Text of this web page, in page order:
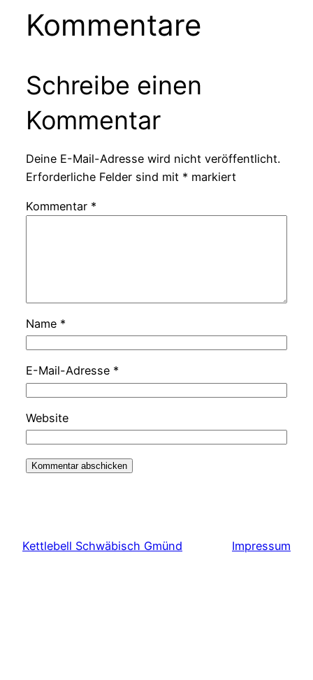
Kommentare
Schreibe einen
Kommentar
Deine E-Mail-Adresse wird nicht veröffentlicht.
Erforderliche Felder sind mit * markiert
Kommentar *
Name *
E-Mail-Adresse *
Website
Kettlebell Schwäbisch Gmünd Impressum